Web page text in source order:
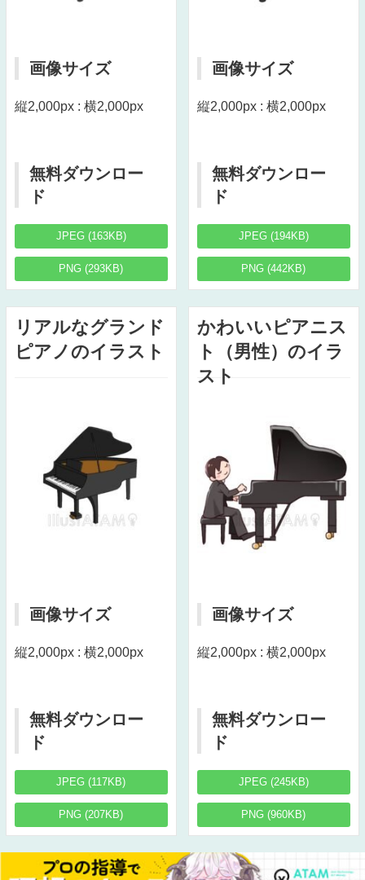
画像サイズ
縦2,000px : 横2,000px
無料ダウンロー
ド
JPEG (163KB)
PNG (293KB)
画像サイズ
縦2,000px : 横2,000px
無料ダウンロー
ド
JPEG (194KB)
PNG (442KB)
リアルなグランド
ピアノのイラスト
画像サイズ
縦2,000px : 横2,000px
無料ダウンロー
ド
JPEG (117KB)
PNG (207KB)
かわいいピアニス
ト（男性）のイラ
スト
画像サイズ
縦2,000px : 横2,000px
無料ダウンロー
ド
JPEG (245KB)
PNG (960KB)